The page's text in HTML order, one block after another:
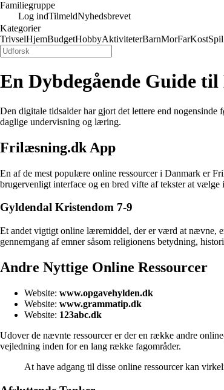
Familiegruppe
Log indTilmeldNyhedsbrevet
Kategorier
TrivselHjemBudgetHobbyAktiviteterBarnMorFarKostSpil
En Dybdegående Guide
Den digitale tidsalder har gjort det lettere end
daglige undervisning og læring.
Frilæsning.dk App
En af de mest populære online ressourcer i Danmark er
brugervenligt interface og en bred vifte af tekster at
Gyldendal Kristendom 7-9
Et andet vigtigt online læremiddel, der er værd at nævne,
gennemgang af emner såsom religionens betydning,
Andre Nyttige Online Ressourcer
Website: www.opgavehylden.dk
Website: www.grammatip.dk
Website: 123abc.dk
Udover de nævnte ressourcer er der en række andre
vejledning inden for en lang række fagområder.
At have adgang til disse online ressourcer kan